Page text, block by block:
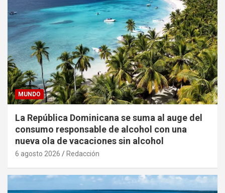
MUNDO
La República Dominicana se suma al auge del
consumo responsable de alcohol con una
nueva ola de vacaciones sin alcohol
6 agosto 2026 Redacción